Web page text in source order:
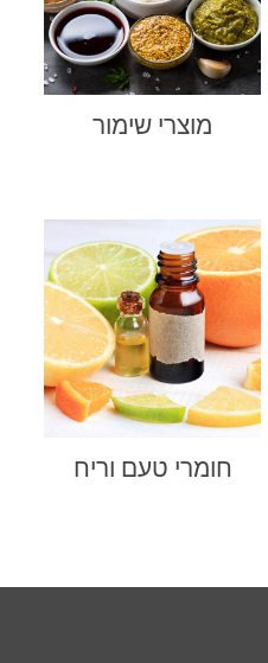
מוצרי שימור
חומרי טעם וריח